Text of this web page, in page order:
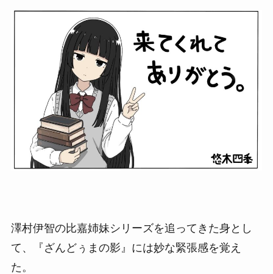
澤村伊智の比嘉姉妹シリーズを追ってきた身とし
て、『ざんどぅまの影』には妙な緊張感を覚え
た。